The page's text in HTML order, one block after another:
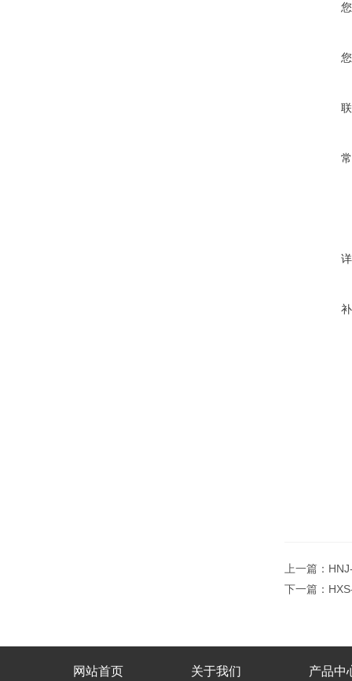
上一篇：
下一篇：
网站首页 关于我们 产品中